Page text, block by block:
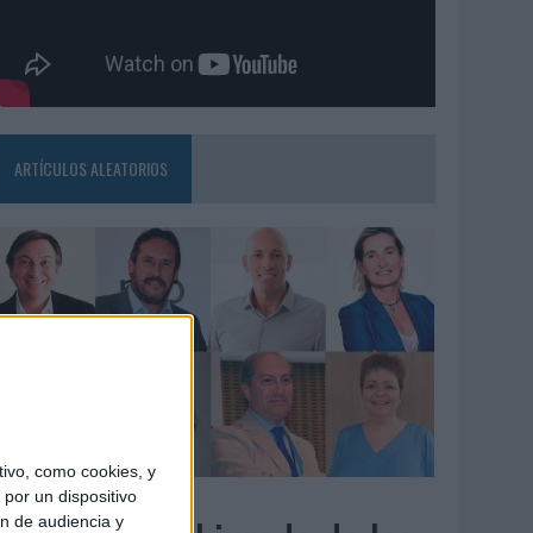
como cookies, y
un dispositivo
de audiencia y
ARTÍCULOS ALEATORIOS
08/2026